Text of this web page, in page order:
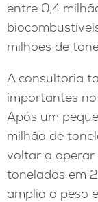
entre 0,4
milhões de
A consultoria
importantes
Após um
milhão de
voltar a operar
toneladas em
amplia o peso